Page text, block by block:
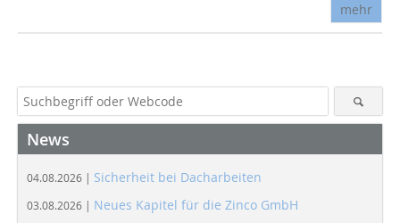
mehr
News
04.08.2026 | Sicherheit bei Dacharbeiten
03.08.2026 | Neues Kapitel für die Zinco GmbH